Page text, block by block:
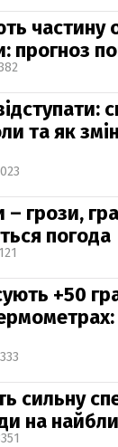
частину
прогноз
та як
– грози,
погода
+50
сильну
на